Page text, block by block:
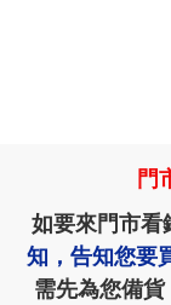
門
如要來門市看
知，告知您要
需先為您備